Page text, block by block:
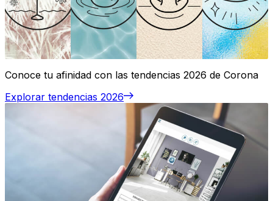
Conoce tu afinidad con las tendencias 2026 de Corona
Explorar tendencias 2026